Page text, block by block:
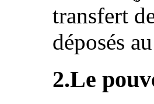
transfert
déposés
2.Le